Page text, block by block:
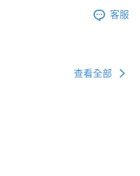
客服
查看全部